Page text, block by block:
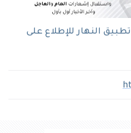
النهار للإطلاع على